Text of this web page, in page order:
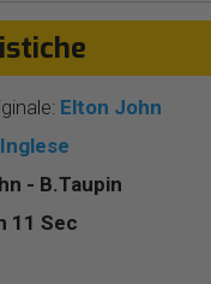
Elton John
- B.Taupin
11 Sec